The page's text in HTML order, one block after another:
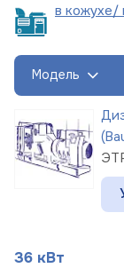
в кожухе/
Модель
36 кВт